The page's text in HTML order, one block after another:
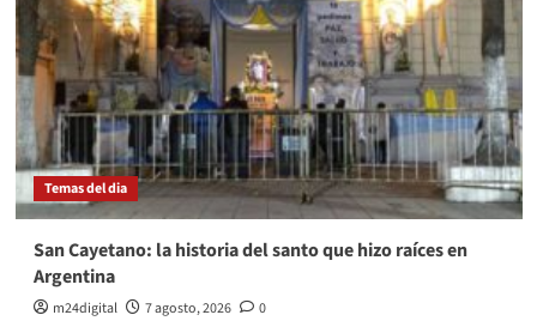
Temas del dia
San Cayetano: la historia del santo que hizo raíces en
Argentina
m24digital 7 agosto, 2026 0